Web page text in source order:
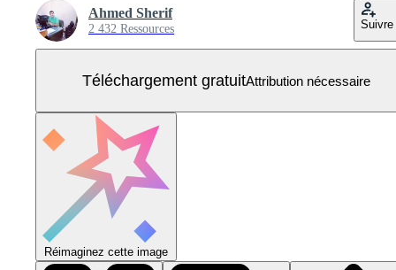
Ahmed Sherif
2 432 Ressources Suivre
Téléchargement gratuitAttribution nécessaire
Réimaginez cette image